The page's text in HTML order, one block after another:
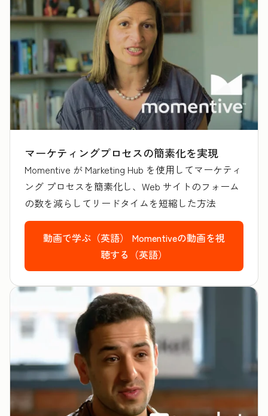
マーケティングプロセスの簡素化を実現
Momentive が Marketing Hub を使用してマーケティ
ング プロセスを簡素化し、Web サイトのフォーム
の数を減らしてリードタイムを短縮した方法
動画で学ぶ（英語） Momentiveの動画を視
聴する（英語）